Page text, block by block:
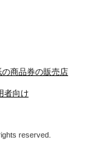
の商品券の販売店
者向け
reserved.